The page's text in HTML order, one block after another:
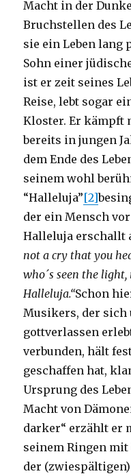
Macht in der
Bruchstellen des
sie ein Leben lang
Sohn einer
ist er zeit seines
Reise, lebt sogar
Kloster. Er kämpft
bereits in jungen
dem Ende des
seinem wohl
“Halleluja”[2]
der ein Mensch
Halleluja erschallt
not a cry that you
who´s seen the light,
Halleluja.“Schon
Musikers, der sich
gottverlassen
verbunden, hält
geschaffen hat,
Ursprung des
Macht von
darker“ erzählt er
seinem Ringen
der